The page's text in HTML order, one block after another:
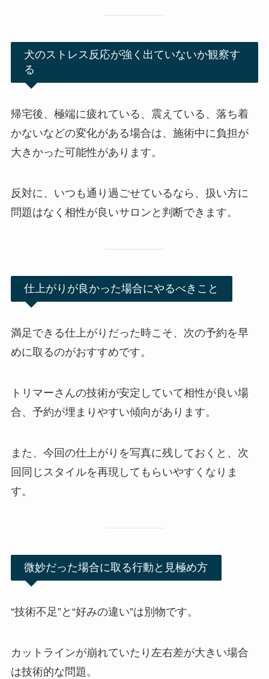
犬のストレス反応が強く出ていないか観察す
る
帰宅後、極端に疲れている、震えている、落ち着
かないなどの変化がある場合は、施術中に負担が
大きかった可能性があります。
反対に、いつも通り過ごせているなら、扱い方に
問題はなく相性が良いサロンと判断できます。
仕上がりが良かった場合にやるべきこと
満足できる仕上がりだった時こそ、次の予約を早
めに取るのがおすすめです。
トリマーさんの技術が安定していて相性が良い場
合、予約が埋まりやすい傾向があります。
また、今回の仕上がりを写真に残しておくと、次
回同じスタイルを再現してもらいやすくなりま
す。
微妙だった場合に取る行動と見極め方
“技術不足”と“好みの違い”は別物です。
カットラインが崩れていたり左右差が大きい場合
は技術的な問題。